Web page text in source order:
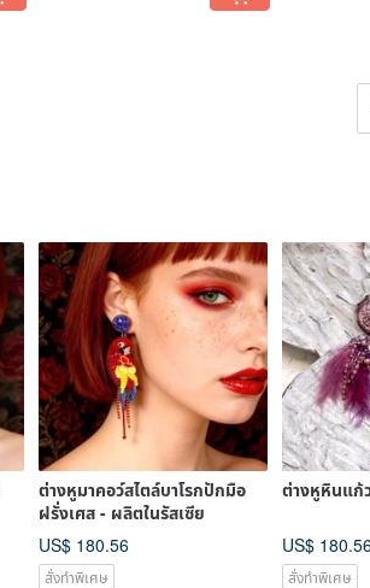
ต่างหูมาคอว์สไตล์บาโรกปักมือ
ฝรั่งเศส - ผลิตในรัสเซีย
US$ 180.56
สั่งทำพิเศษ
ต่างหูหินแก้
US$
สั่งทำพิเศษ